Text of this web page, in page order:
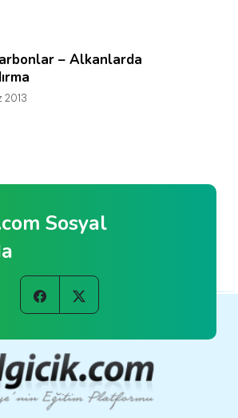
– Alkanlarda
2013
Sosyal